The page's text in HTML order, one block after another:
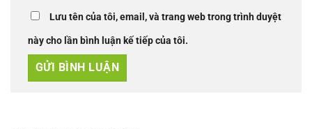
Lưu tên của tôi, email, và trang web trong trình duyệt
này cho lần bình luận kế tiếp của tôi.